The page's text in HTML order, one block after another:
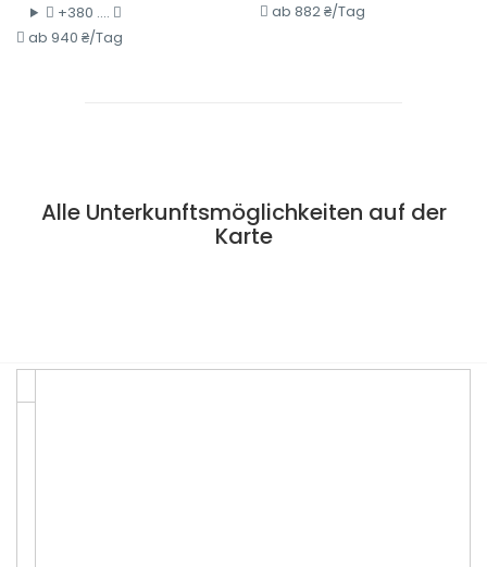
+380 ....
ab 940 ₴/Tag
ab 882 ₴/Tag
Alle Unterkunftsmöglichkeiten auf der
Karte